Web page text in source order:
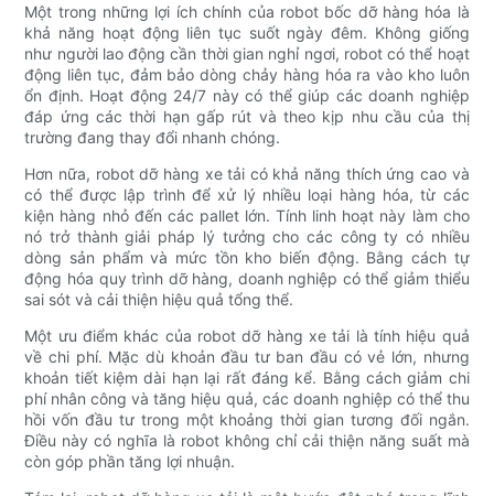
Một trong những lợi ích chính của robot bốc dỡ hàng hóa là
khả năng hoạt động liên tục suốt ngày đêm. Không giống
như người lao động cần thời gian nghỉ ngơi, robot có thể hoạt
động liên tục, đảm bảo dòng chảy hàng hóa ra vào kho luôn
ổn định. Hoạt động 24/7 này có thể giúp các doanh nghiệp
đáp ứng các thời hạn gấp rút và theo kịp nhu cầu của thị
trường đang thay đổi nhanh chóng.
Hơn nữa, robot dỡ hàng xe tải có khả năng thích ứng cao và
có thể được lập trình để xử lý nhiều loại hàng hóa, từ các
kiện hàng nhỏ đến các pallet lớn. Tính linh hoạt này làm cho
nó trở thành giải pháp lý tưởng cho các công ty có nhiều
dòng sản phẩm và mức tồn kho biến động. Bằng cách tự
động hóa quy trình dỡ hàng, doanh nghiệp có thể giảm thiểu
sai sót và cải thiện hiệu quả tổng thể.
Một ưu điểm khác của robot dỡ hàng xe tải là tính hiệu quả
về chi phí. Mặc dù khoản đầu tư ban đầu có vẻ lớn, nhưng
khoản tiết kiệm dài hạn lại rất đáng kể. Bằng cách giảm chi
phí nhân công và tăng hiệu quả, các doanh nghiệp có thể thu
hồi vốn đầu tư trong một khoảng thời gian tương đối ngắn.
Điều này có nghĩa là robot không chỉ cải thiện năng suất mà
còn góp phần tăng lợi nhuận.